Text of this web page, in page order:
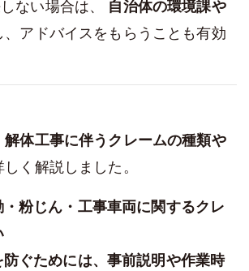
ない場合は、 自治体の環境課や
アドバイスをもらうことも有効
解体工事に伴うクレームの種類や
く解説しました。
粉じん・工事車両に関するクレ
ぐためには、事前説明や作業時